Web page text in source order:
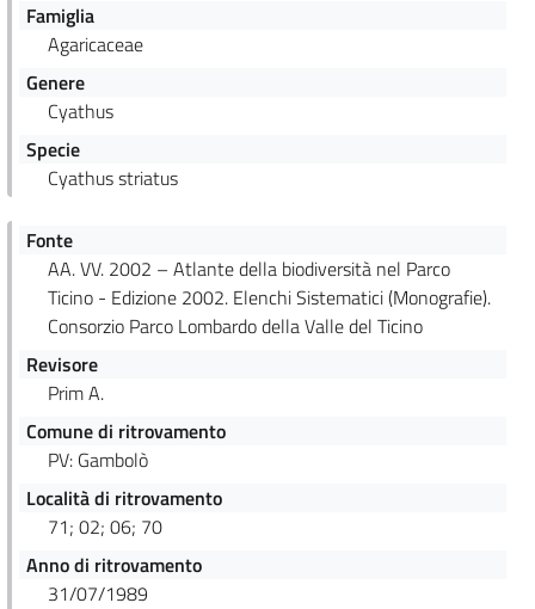
Famiglia
Agaricaceae
Genere
Cyathus
Specie
Cyathus striatus
Fonte
AA. VV. 2002 – Atlante della biodiversità nel Parco
Ticino - Edizione 2002. Elenchi Sistematici (Monografie).
Consorzio Parco Lombardo della Valle del Ticino
Revisore
Prim A.
Comune di ritrovamento
PV: Gambolò
Località di ritrovamento
71; 02; 06; 70
Anno di ritrovamento
31/07/1989